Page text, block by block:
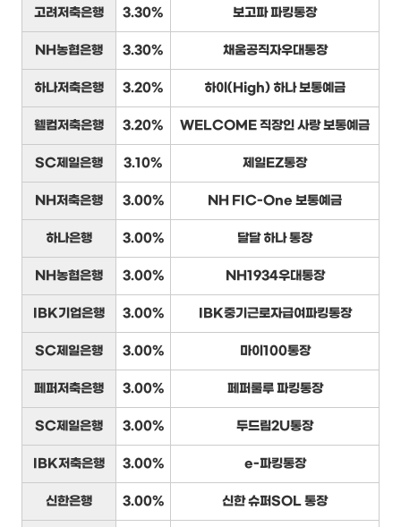
고려저축은행 3.30% 보고파 파킹통장
NH농협은행 3.30% 채움공직자우대통장
하나저축은행 3.20% 하이(High) 하나 보통예금
웰컴저축은행 3.20% WELCOME 직장인 사랑 보통예금
SC제일은행 3.10% 제일EZ통장
NH저축은행 3.00% NH FIC-One 보통예금
하나은행 3.00% 달달 하나 통장
NH농협은행 3.00% NH1934우대통장
IBK기업은행 3.00% IBK중기근로자급여파킹통장
SC제일은행 3.00% 마이100통장
페퍼저축은행 3.00% 페퍼룰루 파킹통장
SC제일은행 3.00% 두드림2U통장
IBK저축은행 3.00% e-파킹통장
신한은행 3.00% 신한 슈퍼SOL 통장